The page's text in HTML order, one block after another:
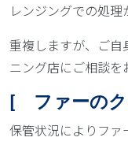
レンジングでの処理
重複しますが、ご自
ニング店にご相談を
[ ファーの
保管状況によりファ